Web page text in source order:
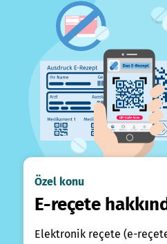
Özel konu
E-reçete
Elektronik reçete (e-